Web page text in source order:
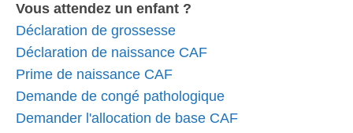
Vous attendez un enfant ?
Déclaration de grossesse
Déclaration de naissance CAF
Prime de naissance CAF
Demande de congé pathologique
Demander l'allocation de base CAF